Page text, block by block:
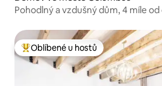
Pohodlný a vzdušný dům, 4 míle
Nejlepší v kategorii Oblíbené u
Oblíbené u hostů